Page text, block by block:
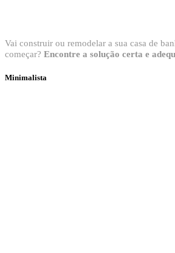
Vai construir ou remodelar a sua casa de
começar? Encontre a solução certa e
Minimalista